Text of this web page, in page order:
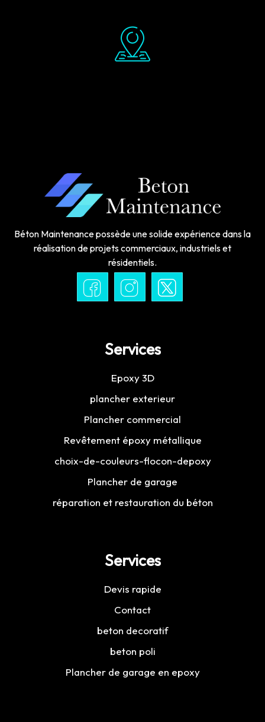
Béton Maintenance possède une solide expérience dans la
réalisation de projets commerciaux, industriels et
résidentiels.
Services
Epoxy 3D
plancher exterieur
Plancher commercial
Revêtement époxy métallique
choix-de-couleurs-flocon-depoxy
Plancher de garage
réparation et restauration du béton
Services
Devis rapide
Contact
beton decoratif
beton poli
Plancher de garage en epoxy